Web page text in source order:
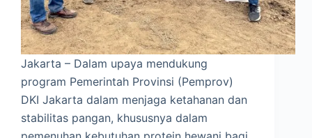
Jakarta – Dalam upaya mendukung
program Pemerintah Provinsi (Pemprov)
DKI Jakarta dalam menjaga ketahanan dan
stabilitas pangan, khususnya dalam